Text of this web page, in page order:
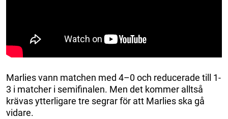
Marlies vann matchen med 4–0 och reducerade till 1-
3 i matcher i semifinalen. Men det kommer alltså
krävas ytterligare tre segrar för att Marlies ska gå
vidare.